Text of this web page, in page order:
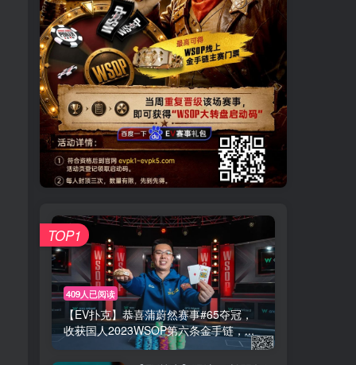
409人已阅读
【EV扑克】恭喜蒲蔚然赛事#65夺冠，
收获国人2023WSOP第六条金手链，...
TOP1